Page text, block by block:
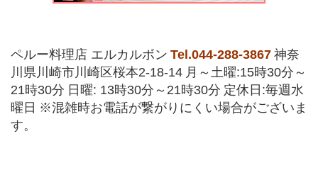
ペルー料理店 エルカルボン Tel.044-288-3867 神奈
川県川崎市川崎区桜本2-18-14 月～土曜:15時30分～
21時30分 日曜: 13時30分～21時30分 定休日:毎週水
曜日 ※混雑時お電話が繋がりにくい場合がございま
す。